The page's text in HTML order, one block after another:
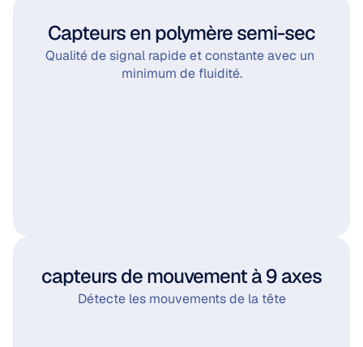
Capteurs en polymère semi-sec
Qualité de signal rapide et constante avec un
minimum de fluidité.
capteurs de mouvement à 9 axes
Détecte les mouvements de la tête